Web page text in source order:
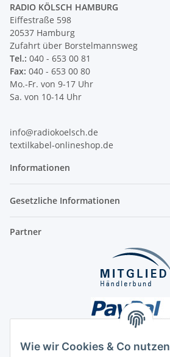
Wie wir Cookies & Co nutzen
RADIO KÖLSCH HAMBURG
Eiffestraße 598
20537 Hamburg
Zufahrt über Borstelmannsweg
Tel.: 040 - 653 00 81
Fax: 040 - 653 00 80
Mo.-Fr. von 9-17 Uhr
Sa. von 10-14 Uhr
info@radiokoelsch.de
textilkabel-onlineshop.de
Informationen
Gesetzliche Informationen
Partner